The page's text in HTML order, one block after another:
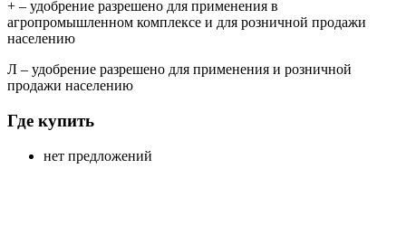
+ – удобрение разрешено для применения в
агропромышленном комплексе и для розничной продажи
населению
Л – удобрение разрешено для применения и розничной
продажи населению
Где купить
нет предложений